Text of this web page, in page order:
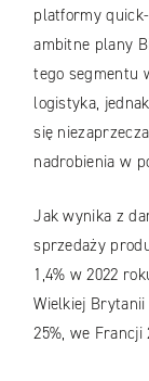
platformy
ambitne plany
tego segmentu
logistyka,
się
nadrobienia w
Jak wynika z
sprzedaży
1,4% w 2022
Wielkiej Brytanii
25%, we Francji